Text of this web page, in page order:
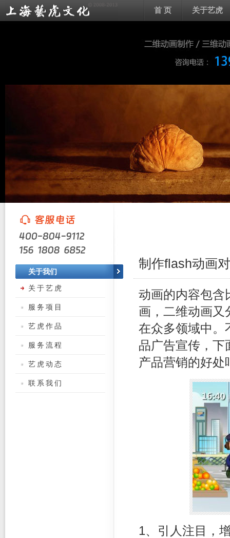
首 页 关于艺虎
制作flash动画
动画的内容包含
画，二维动画又
在众多领域中。
品广告宣传，下
产品营销的好处
1、引人注目，
关于我们
关于艺虎
服务项目
艺虎作品
服务流程
艺虎动态
联系我们